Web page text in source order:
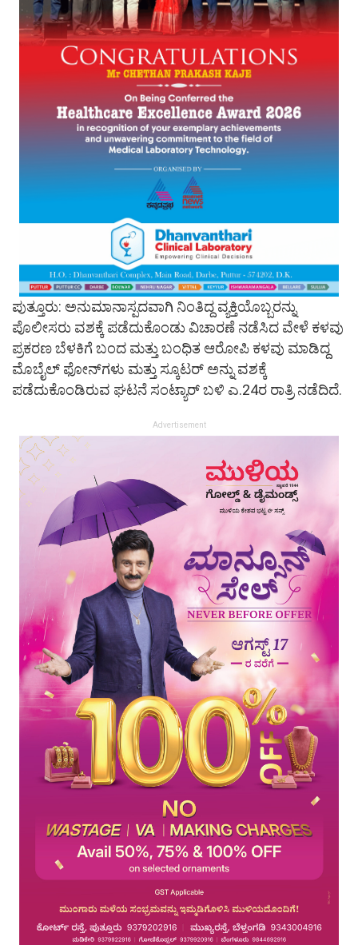
ಪುತ್ತೂರು: ಅನುಮಾನಾಸ್ಪದವಾಗಿ ನಿಂತಿದ್ದ ವ್ಯಕ್ತಿಯೊಬ್ಬರನ್ನು
ಪೊಲೀಸರು ವಶಕ್ಕೆ ಪಡೆದುಕೊಂಡು ವಿಚಾರಣೆ ನಡೆಸಿದ ವೇಳೆ ಕಳವು
ಪ್ರಕರಣ ಬೆಳಕಿಗೆ ಬಂದ ಮತ್ತು ಬಂಧಿತ ಆರೋಪಿ ಕಳವು ಮಾಡಿದ್ದ
ಮೊಬೈಲ್ ಫೋನ್‌ಗಳು ಮತ್ತು ಸ್ಕೂಟರ್ ಅನ್ನು ವಶಕ್ಕೆ
ಪಡೆದುಕೊಂಡಿರುವ ಘಟನೆ ಸಂಟ್ಯಾರ್ ಬಳಿ ಎ.24ರ ರಾತ್ರಿ ನಡೆದಿದೆ.
Advertisement